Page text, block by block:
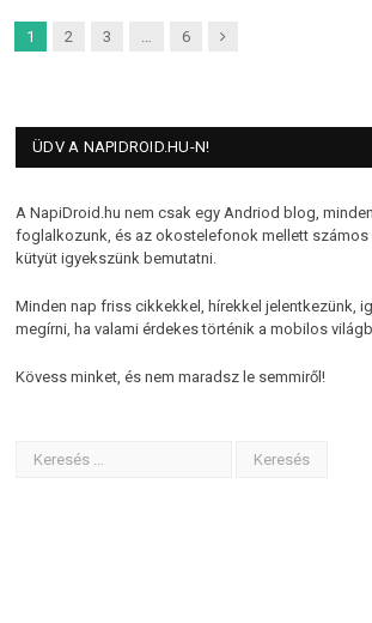
1 2 3 6 Next
ÜDV A NAPIDROID.HU-N!
A NapiDroid.hu nem csak egy Andriod blog,
foglalkozunk, és az okostelefonok mellett számos
kütyüt igyekszünk bemutatni.
Minden nap friss cikkekkel, hírekkel jelentkezünk,
megírni, ha valami érdekes történik a mobilos
Kövess minket, és nem maradsz le semmiről!